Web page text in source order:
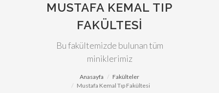
MUSTAFA KEMAL TIP
FAKÜLTESI
Bu fakültemizde bulunan tüm
miniklerimiz
Anasayfa
Fakülteler
Mustafa Kemal Tıp Fakültesi